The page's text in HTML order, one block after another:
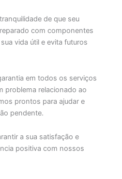
de que seu
com componentes
vida útil e evita futuros
em todos os serviços
problema relacionado ao
prontos para ajudar e
pendente.
a sua satisfação e
positiva com nossos